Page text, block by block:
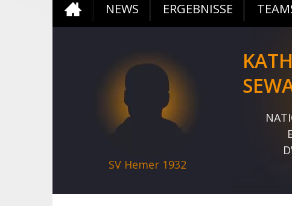
NEWS ERGEBNISSE
SV Hemer 1932